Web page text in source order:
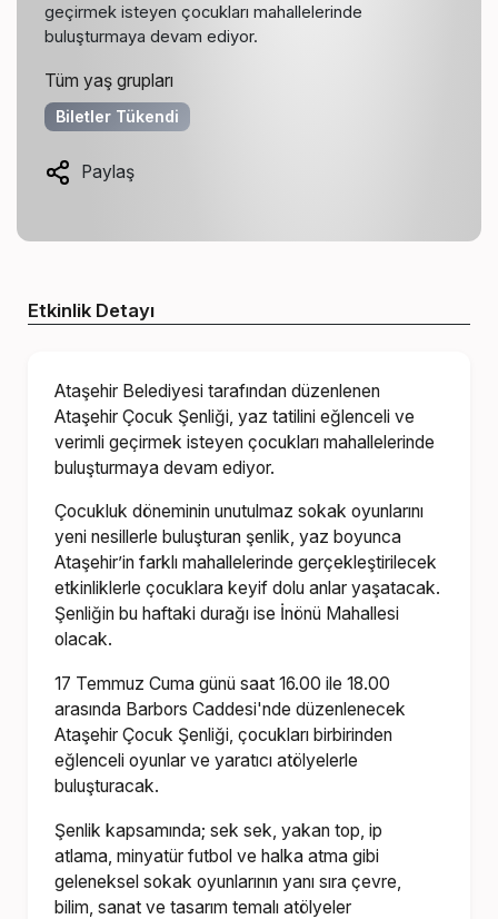
geçirmek isteyen çocukları mahallelerinde
buluşturmaya devam ediyor.
Tüm yaş grupları
Biletler Tükendi
Paylaş
Etkinlik Detayı
Ataşehir Belediyesi tarafından düzenlenen
Ataşehir Çocuk Şenliği, yaz tatilini eğlenceli ve
verimli geçirmek isteyen çocukları mahallelerinde
buluşturmaya devam ediyor.
Çocukluk döneminin unutulmaz sokak oyunlarını
yeni nesillerle buluşturan şenlik, yaz boyunca
Ataşehir’in farklı mahallelerinde gerçekleştirilecek
etkinliklerle çocuklara keyif dolu anlar yaşatacak.
Şenliğin bu haftaki durağı ise İnönü Mahallesi
olacak.
17 Temmuz Cuma günü saat 16.00 ile 18.00
arasında Barbors Caddesi'nde düzenlenecek
Ataşehir Çocuk Şenliği, çocukları birbirinden
eğlenceli oyunlar ve yaratıcı atölyelerle
buluşturacak.
Şenlik kapsamında; sek sek, yakan top, ip
atlama, minyatür futbol ve halka atma gibi
geleneksel sokak oyunlarının yanı sıra çevre,
bilim, sanat ve tasarım temalı atölyeler